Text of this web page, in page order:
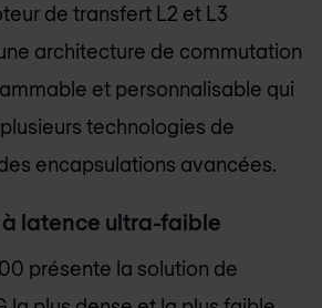
de transfert L2 et L3
architecture de commutation
et personnalisable qui
technologies de
encapsulations avancées.
latence ultra-faible
présente la solution de